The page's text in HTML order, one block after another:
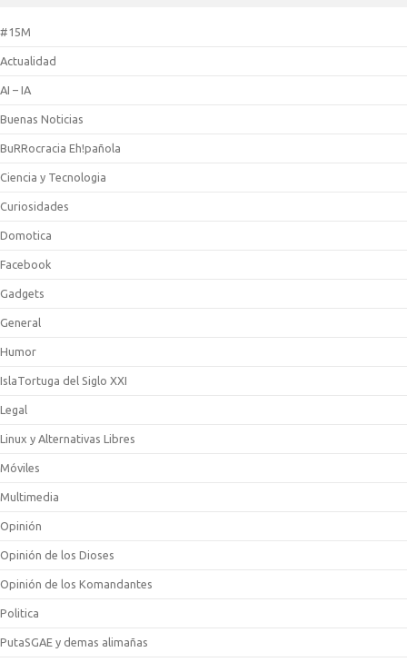
#15M
Actualidad
AI – IA
Buenas Noticias
BuRRocracia Eh!pañola
Ciencia y Tecnologia
Curiosidades
Domotica
Facebook
Gadgets
General
Humor
IslaTortuga del Siglo XXI
Legal
Linux y Alternativas Libres
Móviles
Multimedia
Opinión
Opinión de los Dioses
Opinión de los Komandantes
Politica
PutaSGAE y demas alimañas